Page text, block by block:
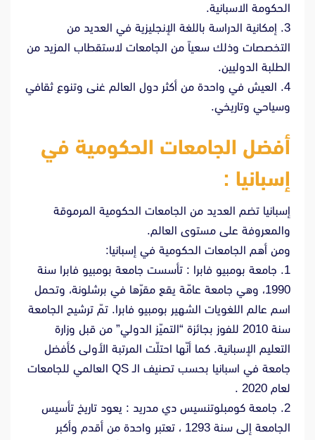
الحكومة الاسبانية.
3. إمكانية الدراسة باللغة الإنجليزية في العديد من
التخصصات وذلك سعياً من الجامعات لاستقطاب المزيد من
الطلبة الدوليين.
4. العيش في واحدة من أكثر دول العالم غنى وتنوع ثقافي
وسياحي وتاريخي.
أفضل الجامعات الحكومية في
إسبانيا :
إسبانيا تضم العديد من الجامعات الحكومية المرموقة
والمعروفة على مستوى العالم.
ومن أهم الجامعات الحكومية في إسبانيا:
1. جامعة بومبيو فابرا : تأسست جامعة بومبيو فابرا سنة
1990، وهي جامعة عامّة يقع مقرّها في برشلونة، وتحمل
اسم عالم اللغويات الشهير بومبيو فابرا. تمّ ترشيح الجامعة
سنة 2010 للفوز بجائزة “التميّز الدولي” من قبل وزارة
التعليم الإسبانية. كما أنّها احتلّت المرتبة الأولى كأفضل
جامعة في اسبانيا بحسب تصنيف الـ QS العالمي للجامعات
لعام 2020 .
2. جامعة كومبلوتنسيس دي مدريد : يعود تاريخ تأسيس
الجامعة إلى سنة 1293 ، تعتبر واحدة من أقدم وأكبر